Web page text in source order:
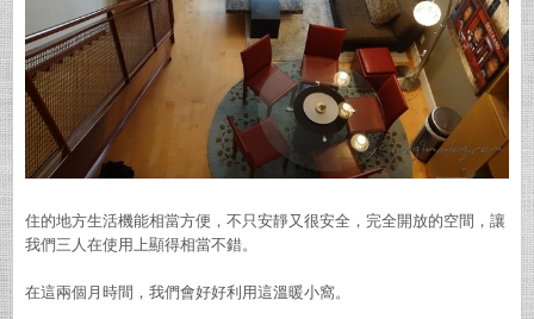
住的地方生活機能相當方便，不只安靜又很安全，完全開放的空間，讓
我們三人在使用上顯得相當不錯。
在這兩個月時間，我們會好好利用這溫暖小窩。